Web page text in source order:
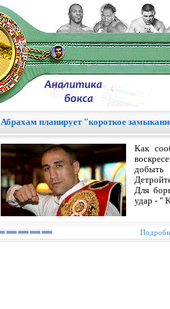
Абрахам планирует "короткое
Как
добыть
Для
удар - "